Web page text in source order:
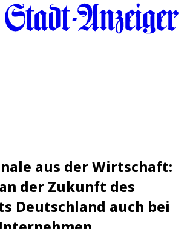
aus der Wirtschaft:
der Zukunft des
Deutschland auch bei